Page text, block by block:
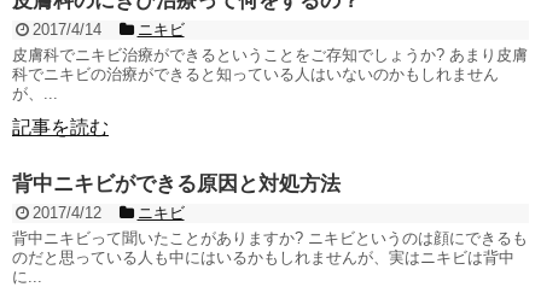
2017/4/14
ニキビ
皮膚科でニキビ治療ができるということをご存知でしょうか? あまり皮膚
科でニキビの治療ができると知っている人はいないのかもしれません
が、...
記事を読む
背中ニキビができる原因と対処方法
2017/4/12
ニキビ
背中ニキビって聞いたことがありますか? ニキビというのは顔にできるも
のだと思っている人も中にはいるかもしれませんが、実はニキビは背中
に...